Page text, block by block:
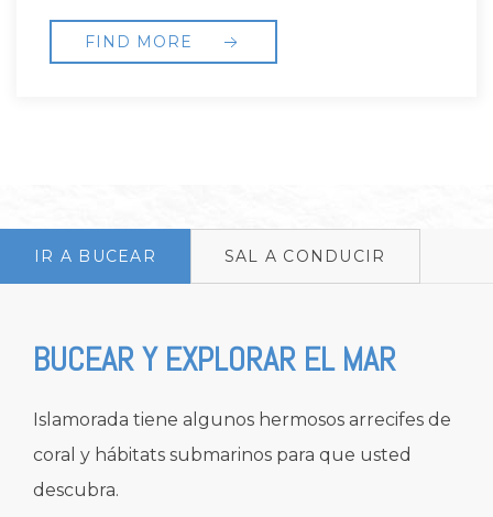
FIND MORE
IR A BUCEAR SAL A CONDUCIR
BUCEAR Y EXPLORAR EL MAR
Islamorada tiene algunos hermosos arrecifes de
coral y hábitats submarinos para que usted
descubra.